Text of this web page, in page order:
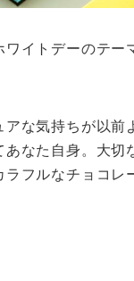
イトデーのテー
な気持ちが以前
なた自身。大
フルなチョコレ